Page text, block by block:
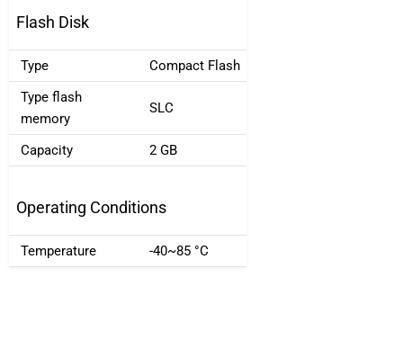
Flash Disk
Type
Compact Flash
Type flash
memory
SLC
Capacity 2 GB
Operating Conditions
Temperature -40~85 °C